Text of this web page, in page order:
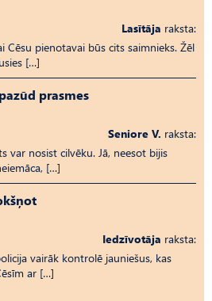
Lasītāja raksta:
Cēsu pienotavai būs cits saimnieks. Žēl
[…]
prasmes
Seniore V. raksta:
var nosist cilvēku. Jā, neesot bijis
[…]
Iedzīvotāja raksta:
vairāk kontrolē jauniešus, kas
ar […]